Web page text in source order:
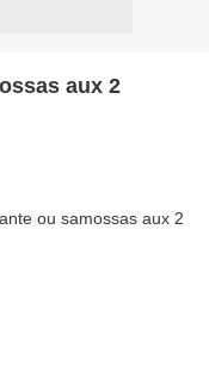
aux 2